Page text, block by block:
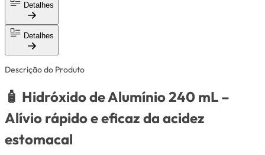
Detalhes
Detalhes
Descrição do Produto
🧴 Hidróxido de Alumínio 240 mL –
Alívio rápido e eficaz da acidez
estomacal